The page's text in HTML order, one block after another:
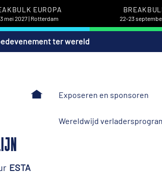
EUROPA
mei 2027 | Rotterdam 22-23
ter wereld
Exposeren en sponsoren
Wereldwijd
ESTA